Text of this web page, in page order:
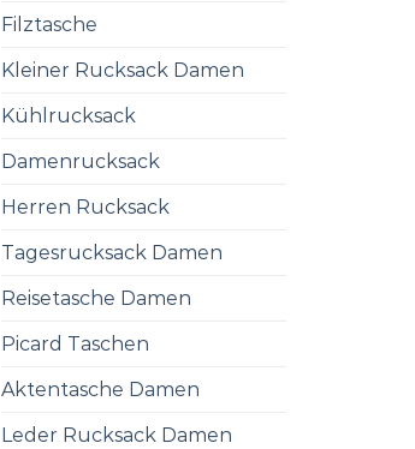
Filztasche
Kleiner Rucksack Damen
Kühlrucksack
Damenrucksack
Herren Rucksack
Tagesrucksack Damen
Reisetasche Damen
Picard Taschen
Aktentasche Damen
Leder Rucksack Damen